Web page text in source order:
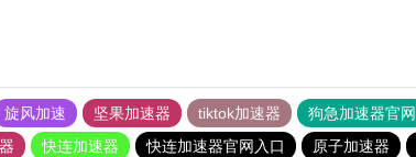
旋风加速 坚果加速器 tiktok加速器 狗急加速器官网
快连加速器 快连加速器官网入口 原子加速器